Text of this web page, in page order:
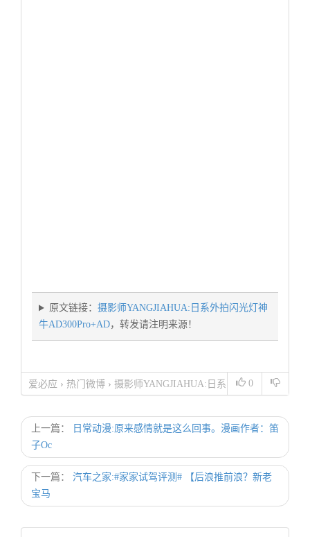
原文链接： 摄影师YANGJIAHUA:日系外拍闪光灯神
牛AD300Pro+AD，转发请注明来源！
0
爱必应 › 热门微博 › 摄影师YANGJIAHUA:日系
上一篇：
日常动漫:原来感情就是这么回事。漫画作者：笛
子Oc
下一篇：
汽车之家:#家家试驾评测# 【后浪推前浪？新老
宝马